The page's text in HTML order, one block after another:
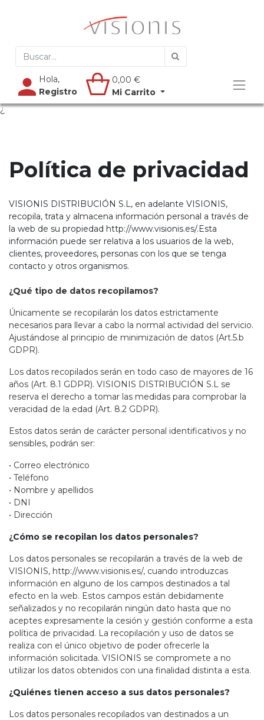
Hola,
Registro
0,00 €
Mi Carrito
¿
Política de privacidad
VISIONIS DISTRIBUCIÓN S.L, en adelante VISIONIS,
recopila, trata y almacena información personal a través de
la web de su propiedad http://www.visionis.es/.Esta
información puede ser relativa a los usuarios de la web,
clientes, proveedores, personas con los que se tenga
contacto y otros organismos.
¿Qué tipo de datos recopilamos?
Únicamente se recopilarán los datos estrictamente
necesarios para llevar a cabo la normal actividad del servicio.
Ajustándose al principio de minimización de datos (Art.5.b
GDPR).
Los datos recopilados serán en todo caso de mayores de 16
años (Art. 8.1 GDPR). VISIONIS DISTRIBUCIÓN S.L se
reserva el derecho a tomar las medidas para comprobar la
veracidad de la edad (Art. 8.2 GDPR).
Estos datos serán de carácter personal identificativos y no
sensibles, podrán ser:
• Correo electrónico
• Teléfono
• Nombre y apellidos
• DNI
• Dirección
¿Cómo se recopilan los datos personales?
Los datos personales se recopilarán a través de la web de
VISIONIS, http://www.visionis.es/, cuando introduzcas
información en alguno de los campos destinados a tal
efecto en la web. Estos campos están debidamente
señalizados y no recopilarán ningún dato hasta que no
aceptes expresamente la cesión y gestión conforme a esta
política de privacidad. La recopilación y uso de datos se
realiza con el único objetivo de poder ofrecerle la
información solicitada. VISIONIS se compromete a no
utilizar los datos obtenidos con una finalidad distinta a esta.
¿Quiénes tienen acceso a sus datos personales?
Los datos personales recopilados van destinados a un